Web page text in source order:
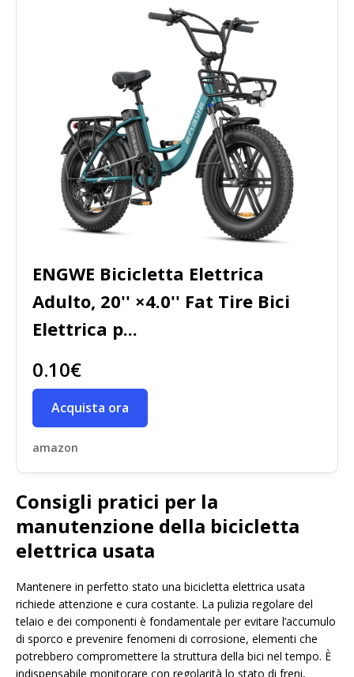
ENGWE Bicicletta Elettrica
Adulto, 20'' ×4.0'' Fat Tire Bici
Elettrica p...
0.10€
Acquista ora
amazon
Consigli pratici per la
manutenzione della bicicletta
elettrica usata
Mantenere in perfetto stato una bicicletta elettrica usata
richiede attenzione e cura costante. La pulizia regolare del
telaio e dei componenti è fondamentale per evitare l’accumulo
di sporco e prevenire fenomeni di corrosione, elementi che
potrebbero compromettere la struttura della bici nel tempo. È
indispensabile monitorare con regolarità lo stato di freni,